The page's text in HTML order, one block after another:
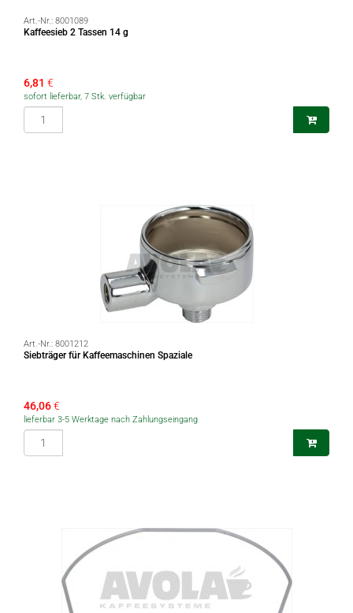
Art.-Nr.: 8001089
Kaffeesieb 2 Tassen 14 g
6,81 €
sofort lieferbar, 7 Stk. verfügbar
Art.-Nr.: 8001212
Siebträger für Kaffeemaschinen Spaziale
46,06€
lieferbar 3-5 Werktage nach Zahlungseingang